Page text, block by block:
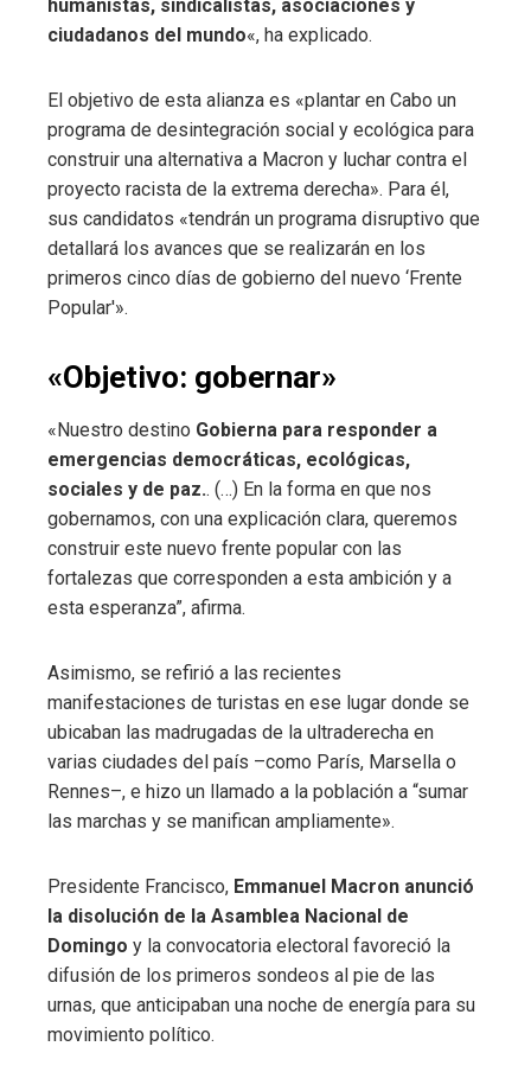
humanistas, sindicalistas, asociaciones y
ciudadanos del mundo«, ha explicado.
El objetivo de esta alianza es «plantar en Cabo un
programa de desintegración social y ecológica para
construir una alternativa a Macron y luchar contra el
proyecto racista de la extrema derecha». Para él,
sus candidatos «tendrán un programa disruptivo que
detallará los avances que se realizarán en los
primeros cinco días de gobierno del nuevo ‘Frente
Popular'».
«Objetivo: gobernar»
«Nuestro destino Gobierna para responder a
emergencias democráticas, ecológicas,
sociales y de paz.. (…) En la forma en que nos
gobernamos, con una explicación clara, queremos
construir este nuevo frente popular con las
fortalezas que corresponden a esta ambición y a
esta esperanza”, afirma.
Asimismo, se refirió a las recientes
manifestaciones de turistas en ese lugar donde se
ubicaban las madrugadas de la ultraderecha en
varias ciudades del país –como París, Marsella o
Rennes–, e hizo un llamado a la población a “sumar
las marchas y se manifican ampliamente».
Presidente Francisco, Emmanuel Macron anunció
la disolución de la Asamblea Nacional de
Domingo y la convocatoria electoral favoreció la
difusión de los primeros sondeos al pie de las
urnas, que anticipaban una noche de energía para su
movimiento político.